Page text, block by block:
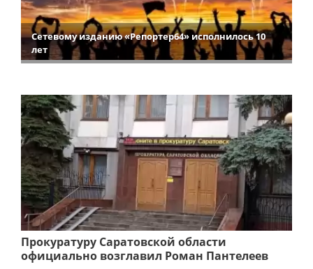
Сетевому изданию «Репортер64» исполнилось 10
лет
Прокуратуру Саратовской области
официально возглавил Роман Пантелеев